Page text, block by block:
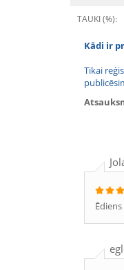
TAUKI (%):
Kādi ir
Tikai